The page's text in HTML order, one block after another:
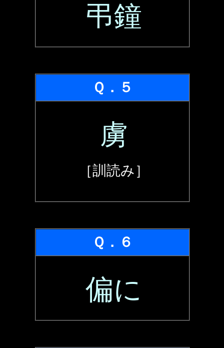
弔鐘
Ｑ．５
虜
［訓読み］
Ｑ．６
偏に